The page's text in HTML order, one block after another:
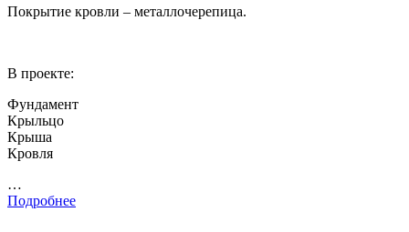
Покрытие кровли – металлочерепица.
В проекте:
Фундамент
Крыльцо
Крыша
Кровля
…
Подробнее